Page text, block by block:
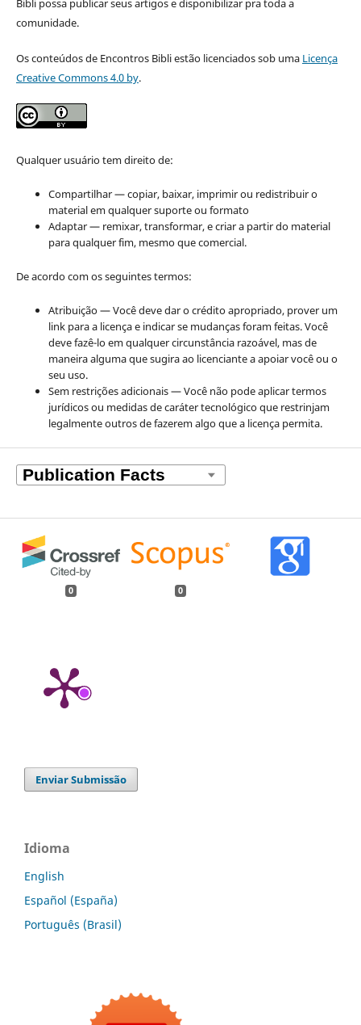
Bibli possa publicar seus artigos e disponibilizar pra toda a
comunidade.
Os conteúdos de Encontros Bibli estão licenciados sob uma Licença
Creative Commons 4.0 by.
Qualquer usuário tem direito de:
Compartilhar — copiar, baixar, imprimir ou redistribuir o
material em qualquer suporte ou formato
Adaptar — remixar, transformar, e criar a partir do material
para qualquer fim, mesmo que comercial.
De acordo com os seguintes termos:
Atribuição — Você deve dar o crédito apropriado, prover um
link para a licença e indicar se mudanças foram feitas. Você
deve fazê-lo em qualquer circunstância razoável, mas de
maneira alguma que sugira ao licenciante a apoiar você ou o
seu uso.
Sem restrições adicionais — Você não pode aplicar termos
jurídicos ou medidas de caráter tecnológico que restrinjam
legalmente outros de fazerem algo que a licença permita.
0 0
Enviar Submissão
Idioma
English
Español (España)
Português (Brasil)